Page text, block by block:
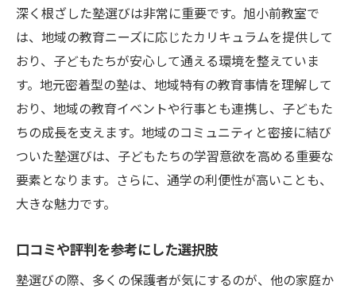
深く根ざした塾選びは非常に重要です。旭小前教室で
は、地域の教育ニーズに応じたカリキュラムを提供して
おり、子どもたちが安心して通える環境を整えていま
す。地元密着型の塾は、地域特有の教育事情を理解して
おり、地域の教育イベントや行事とも連携し、子どもた
ちの成長を支えます。地域のコミュニティと密接に結び
ついた塾選びは、子どもたちの学習意欲を高める重要な
要素となります。さらに、通学の利便性が高いことも、
大きな魅力です。
口コミや評判を参考にした選択肢
塾選びの際、多くの保護者が気にするのが、他の家庭か